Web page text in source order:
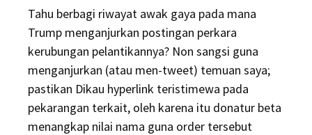
Tahu berbagi riwayat awak gaya pada mana
Trump menganjurkan postingan perkara
kerubungan pelantikannya? Non sangsi guna
menganjurkan (atau men-tweet) temuan saya;
pastikan Dikau hyperlink teristimewa pada
pekarangan terkait, oleh karena itu donatur beta
menangkap nilai nama guna order tersebut